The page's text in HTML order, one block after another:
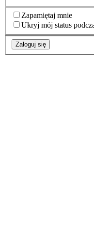
Zapamiętaj mnie
Ukryj mój status